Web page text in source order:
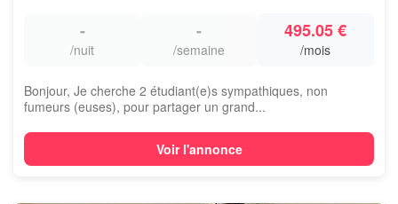
-
/nuit
-
/semaine
495.05 €
/mois
Bonjour, Je cherche 2 étudiant(e)s sympathiques, non
fumeurs (euses), pour partager un grand...
Voir l'annonce